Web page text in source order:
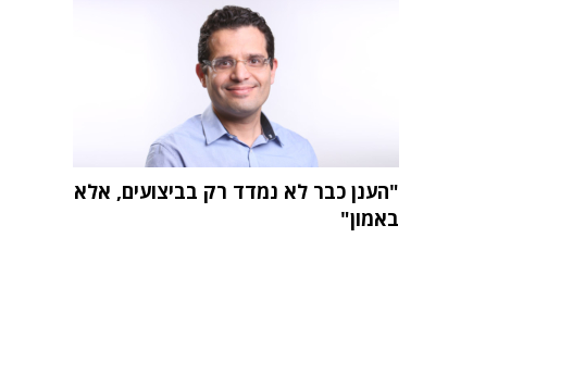
"הענן כבר לא נמדד רק בביצועים, אלא
באמון"